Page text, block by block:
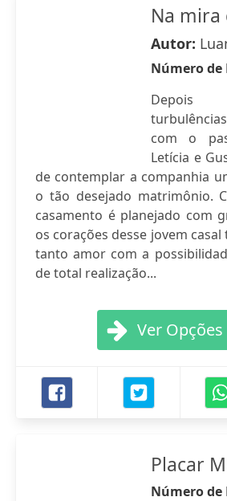
Na mira
Autor:
Número de
com o
Letícia e
de contemplar a companhia
o tão desejado matrimônio.
casamento é planejado com
os corações desse jovem
tanto amor com a
de total realização...
Ver Opções
Placar
Número de